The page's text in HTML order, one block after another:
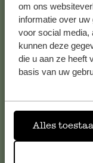
om ons
informatie over
voor social media,
kunnen deze
die u aan ze heeft
basis van uw
Alles
Bekijk alle 62
meestgestelde